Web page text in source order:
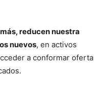
reducen nuestra
nuevos, en activos
a conformar oferta